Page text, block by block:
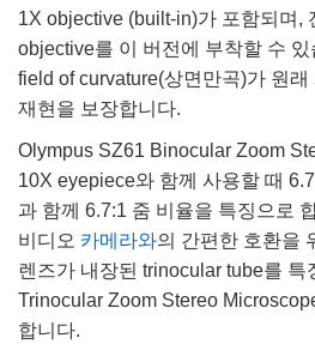
1X objective (built-in)가 포함되며,
objective를 이 버전에 부착할 수 있
field of curvature(상면만곡)가 원
재현을 보장합니다.
Olympus SZ61 Binocular Zoom
10X eyepiece와 함께 사용할 때
과 함께 6.7:1 줌 비율을 특징으로
비디오 카메라와의 간편한 호환을
렌즈가 내장된 trinocular tube를 특
Trinocular Zoom Stereo
합니다.